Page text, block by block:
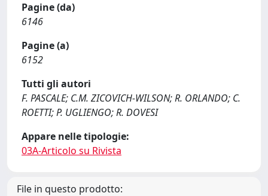
Pagine (da)
6146
Pagine (a)
6152
Tutti gli autori
F. PASCALE; C.M. ZICOVICH-WILSON; R. ORLANDO; C.
ROETTI; P. UGLIENGO; R. DOVESI
Appare nelle tipologie:
03A-Articolo su Rivista
File in questo prodotto: